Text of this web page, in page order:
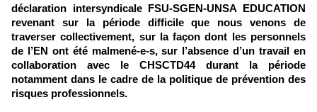
déclaration intersyndicale FSU-SGEN-UNSA EDUCATION
revenant sur la période difficile que nous venons de
traverser collectivement, sur la façon dont les personnels
de l’EN ont été malmené-e-s, sur l’absence d’un travail en
collaboration avec le CHSCTD44 durant la période
notamment dans le cadre de la politique de prévention des
risques professionnels.